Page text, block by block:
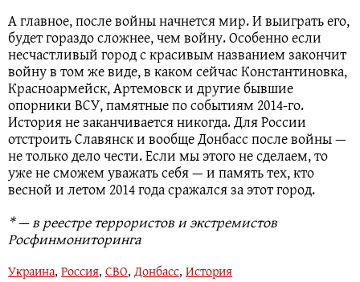
А главное, после войны начнется мир. И выиграть его,
будет гораздо сложнее, чем войну. Особенно если
несчастливый город с красивым названием закончит
войну в том же виде, в каком сейчас Константиновка,
Красноармейск, Артемовск и другие бывшие
опорники ВСУ, памятные по событиям 2014-го.
История не заканчивается никогда. Для России
отстроить Славянск и вообще Донбасс после войны —
не только дело чести. Если мы этого не сделаем, то
уже не сможем уважать себя — и память тех, кто
весной и летом 2014 года сражался за этот город.
* — в реестре террористов и экстремистов
Росфинмониторинга
Украина, Россия, СВО, Донбасс, История